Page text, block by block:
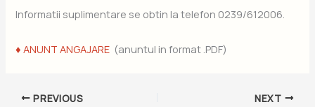
Informatii suplimentare se obtin la telefon 0239/612006.
♦ ANUNT ANGAJARE (anuntul in format .PDF)
PREVIOUS NEXT